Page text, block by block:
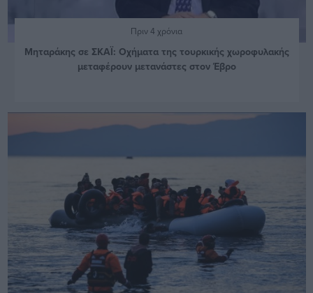
Πριν 4 χρόνια
Μηταράκης σε ΣΚΑΪ: Οχήματα της τουρκικής χωροφυλακής
μεταφέρουν μετανάστες στον Έβρο